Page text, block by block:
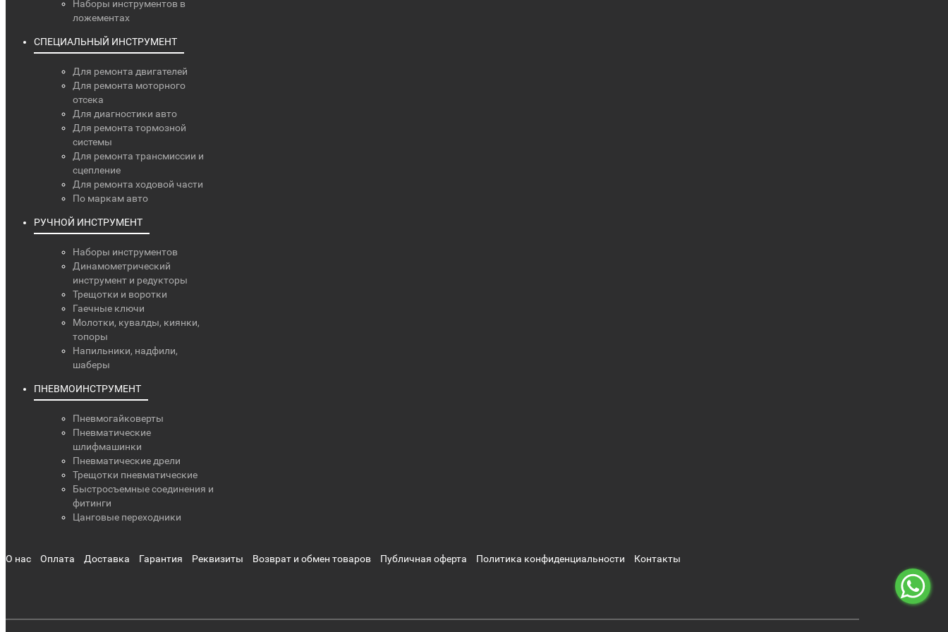
Наборы инструментов в
ложементах
СПЕЦИАЛЬНЫЙ ИНСТРУМЕНТ
Для ремонта двигателей
Для ремонта моторного
отсека
Для диагностики авто
Для ремонта тормозной
системы
Для ремонта трансмиссии и
сцепление
Для ремонта ходовой части
По маркам авто
РУЧНОЙ ИНСТРУМЕНТ
Наборы инструментов
Динамометрический
инструмент и редукторы
Трещотки и воротки
Гаечные ключи
Молотки, кувалды, киянки,
топоры
Напильники, надфили,
шаберы
ПНЕВМОИНСТРУМЕНТ
Пневмогайковерты
Пневматические
шлифмашинки
Пневматические дрели
Трещотки пневматические
Быстросъемные соединения и
фитинги
Цанговые переходники
О нас Оплата Доставка Гарантия Реквизиты Возврат и обмен товаров Публичная оферта Политика конфиденциальности Контакты